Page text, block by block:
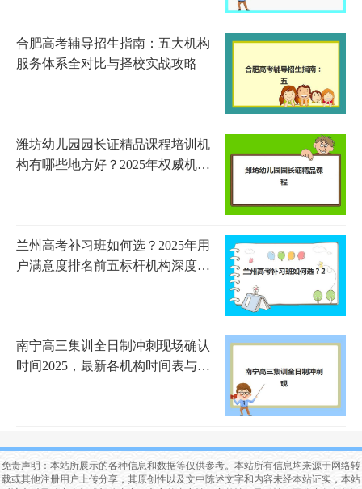
合肥高考辅导招生指南：五大机构
服务体系全对比与择校实战攻略
潍坊幼儿园园长证精品课程培训机
构有哪些地方好？2025年权威机构
兰州高考补习班如何选？2025年用
户满意度排名前五标杆机构深度解
南宁高三集训全日制冲刺现场确认
时间2025，最新各机构时间表与材
免责声明：本站所展示的各种信息和数据等仅供参考。本站所有信息均来源于网络转
载或其他注册用户上传分享，其原创性以及文中陈述文字和内容未经本站证实，本站